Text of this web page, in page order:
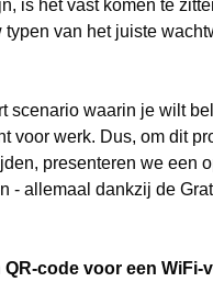
is het vast komen te
van het juiste
scenario waarin je wilt
voor werk. Dus, om dit
presenteren we een
- allemaal dankzij de
QR-code voor een WiFi-